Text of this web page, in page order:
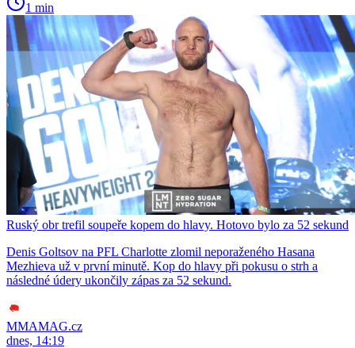
1 min
Ruský obr trefil soupeře kopem do hlavy. Hotovo bylo za 52 sekund
Denis Goltsov na PFL Charlotte zlomil neporaženého Hasana
Mezhieva už v první minutě. Kop do hlavy při pokusu o strh a
následné údery ukončily zápas za 52 sekund.
MMAMAG.cz
dnes, 14:19